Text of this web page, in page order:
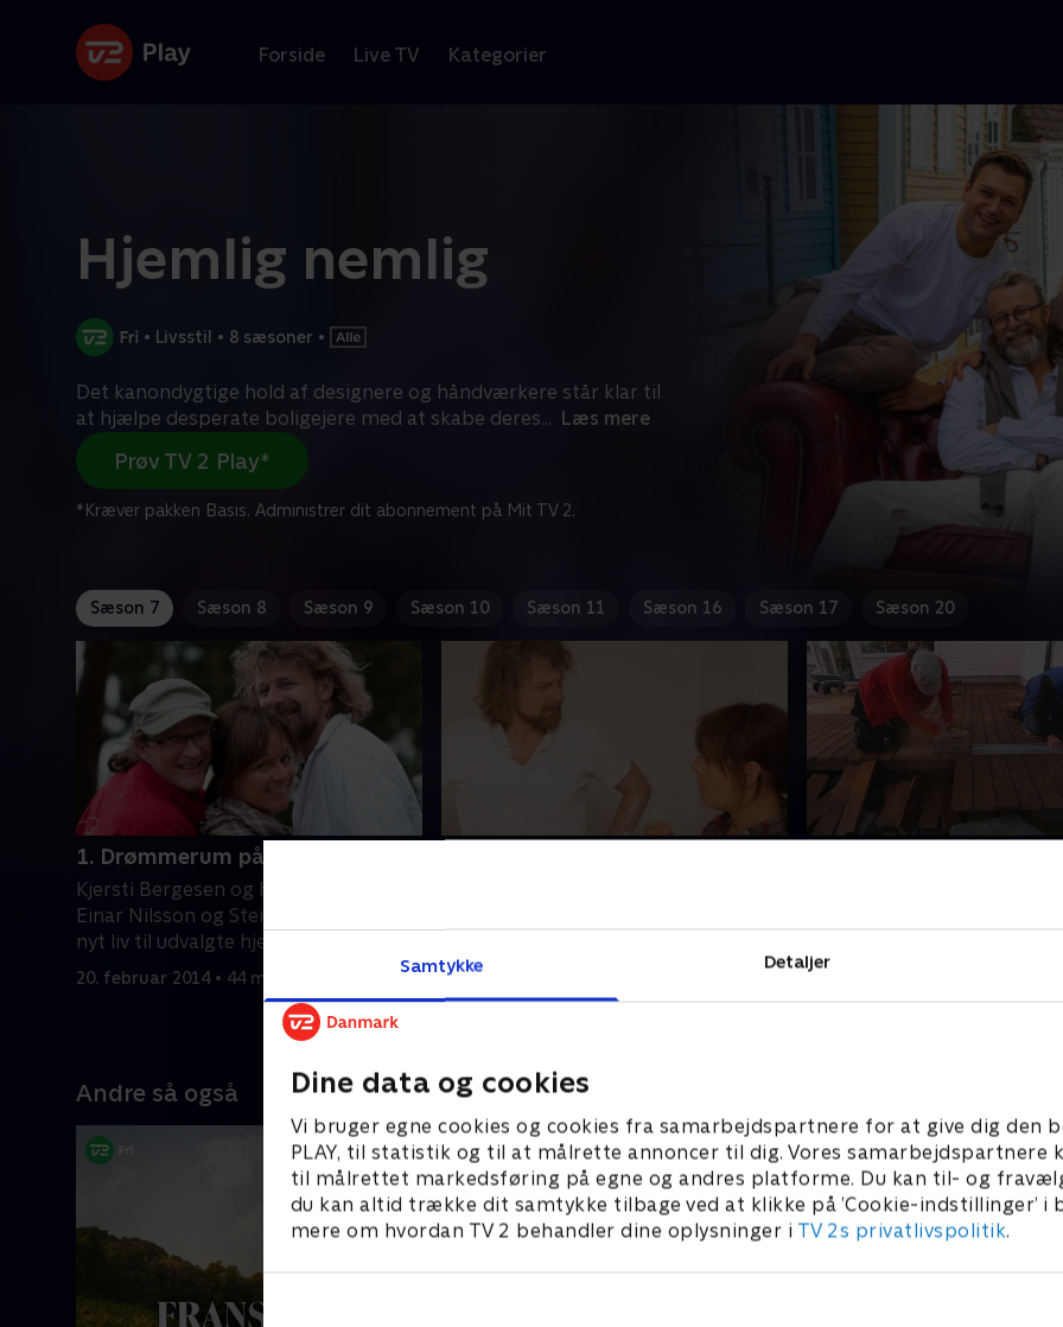
Samtykke Detaljer
Dine data og cookies
Vi bruger egne cookies og cookies fra samarbejdspartnere for at give dig den
PLAY, til statistik og til at målrette annoncer til dig. Vores samarbejdspartnere
til målrettet markedsføring på egne og andres platforme. Du kan til- og
du kan altid trække dit samtykke tilbage ved at klikke på ’Cookie-indstillinger’ i
mere om hvordan TV 2 behandler dine oplysninger i TV 2s privatlivspolitik.
Forside Live TV Kategorier
Hjemlig nemlig
• Livsstil • 8 sæsoner •
Det kanondygtige hold af designere og håndværkere står klar til
at hjælpe desperate boligejere med at skabe deres... Læs mere
Prøv TV 2 Play*
*Kræver pakken Basis. Administrer dit abonnement på Mit TV 2.
Sæson 7 Sæson 8 Sæson 9 Sæson 10 Sæson 11 Sæson 16 Sæson 17 Sæson 20
1. Drømmerum på kajen
Kjersti Bergesen og håndværkerne
Einar Nilsson og Stein Gullaksen giver
nyt liv til udvalgte hjem.
20. februar 2014 • 44 min 21. februar 2014 • 44 min 22. februar 2014 • 43 min
Andre så også